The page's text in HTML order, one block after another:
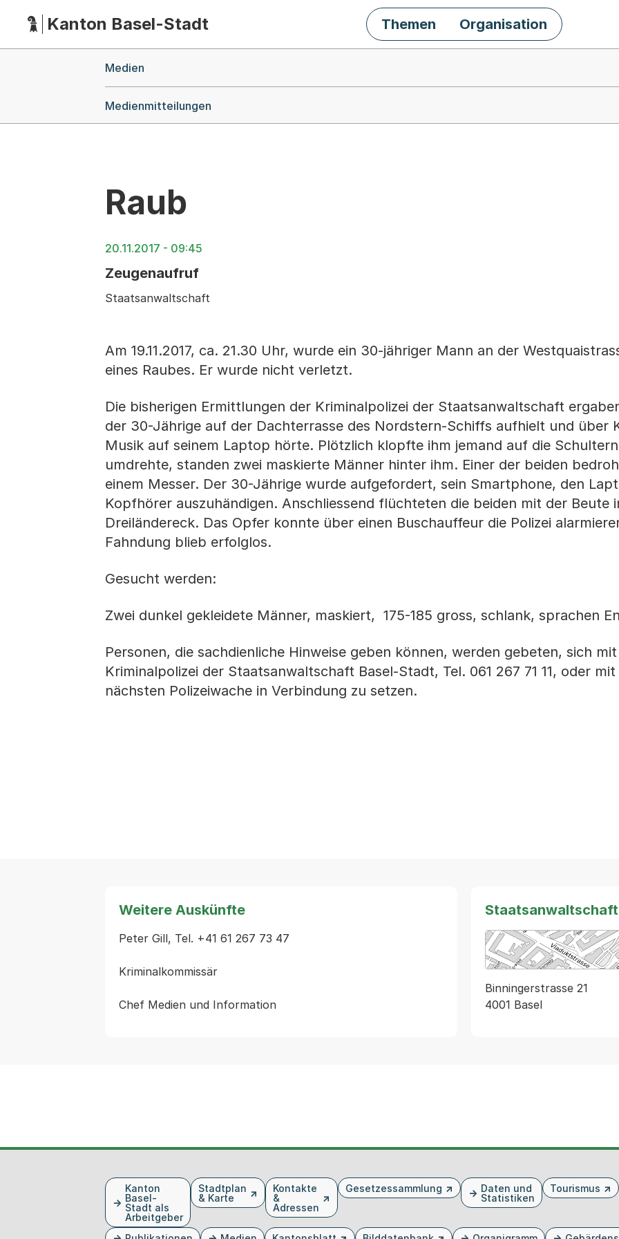
HauptnavigationKanton Basel-Stadt Themen Organisation
Medien
Medienmitteilungen
Raub
20.11.2017 - 09:45
Zeugenaufruf
Staatsanwaltschaft
Am 19.11.2017, ca. 21.30 Uhr, wurde ein 30-jähriger Mann an der
eines Raubes. Er wurde nicht verletzt.
Die bisherigen Ermittlungen der Kriminalpolizei der Staatsanwaltschaft
der 30-Jährige auf der Dachterrasse des Nordstern-Schiffs aufhielt und über
Musik auf seinem Laptop hörte. Plötzlich klopfte ihm jemand auf die
umdrehte, standen zwei maskierte Männer hinter ihm. Einer der beiden
einem Messer. Der 30-Jährige wurde aufgefordert, sein Smartphone, den
Kopfhörer auszuhändigen. Anschliessend flüchteten die beiden mit der Beute
Dreiländereck. Das Opfer konnte über einen Buschauffeur die Polizei
Fahndung blieb erfolglos.
Gesucht werden:
Zwei dunkel gekleidete Männer, maskiert, 175-185 gross, schlank, sprachen
Personen, die sachdienliche Hinweise geben können, werden gebeten, sich
Kriminalpolizei der Staatsanwaltschaft Basel-Stadt, Tel. 061 267 71 11, oder
nächsten Polizeiwache in Verbindung zu setzen.
Weitere Auskünfte
Peter Gill, Tel. +41 61 267 73 47
Kriminalkommissär
Staatsanwaltschaft
Binningerstrasse 21
4001 Basel
Kanton
Basel-
Stadt als
Arbeitgeber
Stadtplan
& Karte
Kontakte
&
Adressen
Gesetzessammlung
Daten und
Statistiken
Tourismus